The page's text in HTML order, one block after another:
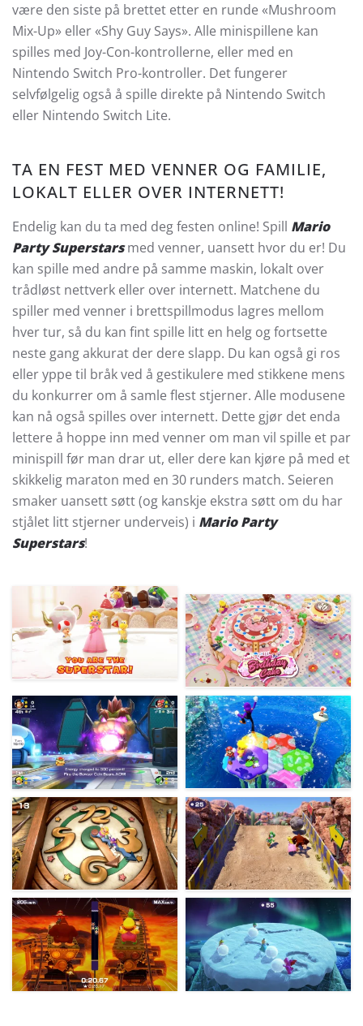
være den siste på brettet etter en runde «Mushroom
Mix-Up» eller «Shy Guy Says». Alle minispillene kan
spilles med Joy-Con-kontrollerne, eller med en
Nintendo Switch Pro-kontroller. Det fungerer
selvfølgelig også å spille direkte på Nintendo Switch
eller Nintendo Switch Lite.
TA EN FEST MED VENNER OG FAMILIE,
LOKALT ELLER OVER INTERNETT!
Endelig kan du ta med deg festen online! Spill Mario
Party Superstarsmed venner, uansett hvor du er! Du
kan spille med andre på samme maskin, lokalt over
trådløst nettverk eller over internett. Matchene du
spiller med venner i brettspillmodus lagres mellom
hver tur, så du kan fint spille litt en helg og fortsette
neste gang akkurat der dere slapp. Du kan også gi ros
eller yppe til bråk ved å gestikulere med stikkene mens
du konkurrer om å samle flest stjerner. Alle modusene
kan nå også spilles over internett. Dette gjør det enda
lettere å hoppe inn med venner om man vil spille et par
minispill før man drar ut, eller dere kan kjøre på med et
skikkelig maraton med en 30 runders match. Seieren
smaker uansett søtt (og kanskje ekstra søtt om du har
stjålet litt stjerner underveis) i Mario Party
Superstars!